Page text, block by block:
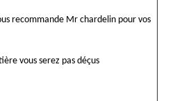
recommande Mr chardelin pour vos
vous serez pas déçus